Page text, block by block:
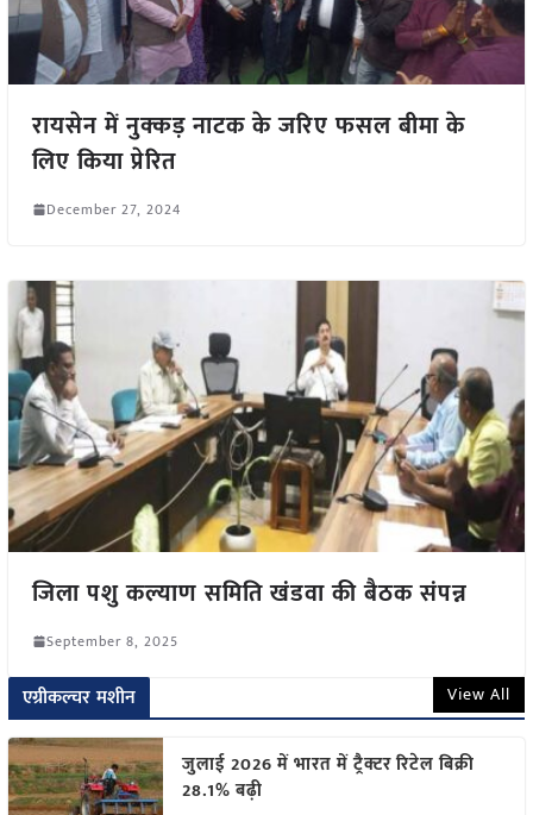
रायसेन में नुक्कड़ नाटक के जरिए फसल बीमा के
लिए किया प्रेरित
December 27, 2024
जिला पशु कल्याण समिति खंडवा की बैठक संपन्न
September 8, 2025
एग्रीकल्चर मशीन View All
जुलाई 2026 में भारत में ट्रैक्टर रिटेल बिक्री
28.1% बढ़ी